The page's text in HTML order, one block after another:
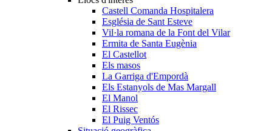
Castell Comanda Hospitalera
Església de Sant Esteve
Vil·la romana de la Font del Vilar
Ermita de Santa Eugènia
El Castellot
Els masos
La Garriga d'Empordà
Els Estanyols de Mas Margall
El Manol
El Rissec
El Puig Ventós